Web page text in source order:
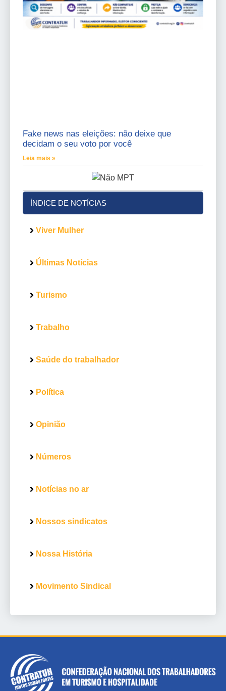
Fake news nas eleições: não deixe que
decidam o seu voto por você
Leia mais »
ÍNDICE DE NOTÍCIAS
Viver Mulher
Últimas Notícias
Turismo
Trabalho
Saúde do trabalhador
Política
Opinião
Números
Notícias no ar
Nossos sindicatos
Nossa História
Movimento Sindical